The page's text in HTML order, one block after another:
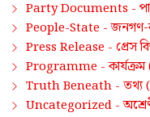
Party Documents -
People-State -জনগণ-
Press Release - প্রেস
Programme -কার্যক্রম
Truth Beneath - তথ্য
Uncategorized -